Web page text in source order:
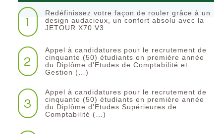
1
Redéfinissez votre façon de rouler grâce à un
design audacieux, un confort absolu avec la
JETOUR X70 V3
2
Appel à candidatures pour le recrutement de
cinquante (50) étudiants en première année
du Diplôme d’Etudes de Comptabilité et
Gestion (…)
3
Appel à candidatures pour le recrutement de
cinquante (50) étudiants en première année
du Diplôme d’Etudes Supérieures de
Comptabilité (…)